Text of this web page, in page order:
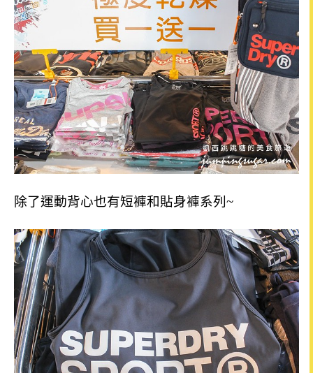
除了運動背心也有短褲和貼身褲系列~